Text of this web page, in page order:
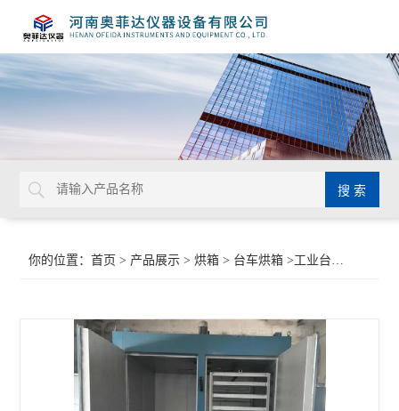
你的位置：首页 > 产品展示 >烘箱 > 台车烘箱 >工业台车烘干箱